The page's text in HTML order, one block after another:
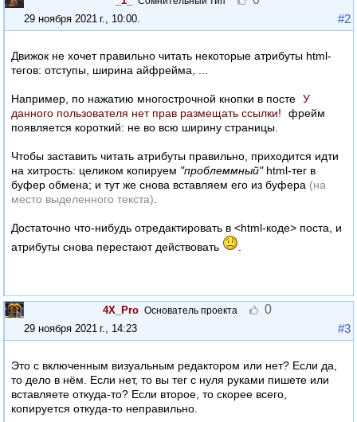
29 ноября 2021 г., 10:00 #2
Движок не хочет правильно читать некоторые атрибуты html-
тегов: отступы, ширина айфрейма, ...
Например, по нажатию многострочной кнопки в посте У
данного пользователя нет прав размещать ссылки!
фрейм
появляется короткий: не во всю ширину страницы.
Чтобы заставить читать атрибуты правильно, приходится идти
на хитрость: целиком копируем "проблеммный"html-тег в
буфер обмена; и тут же снова вставляем его из буфера (на
место выделенного текста)
Достаточно что-нибудь отредактировать в <html-коде> поста, и
атрибуты снова перестают действовать
4X_Pro Основатель проекта 0
29 ноября 2021 г., 14:23 #3
Это с включенным визуальным редактором или нет? Если да,
то дело в нём. Если нет, то вы тег с нуля руками пишете или
вставляете откуда-то? Если второе, то скорее всего,
копируется откуда-то неправильно.